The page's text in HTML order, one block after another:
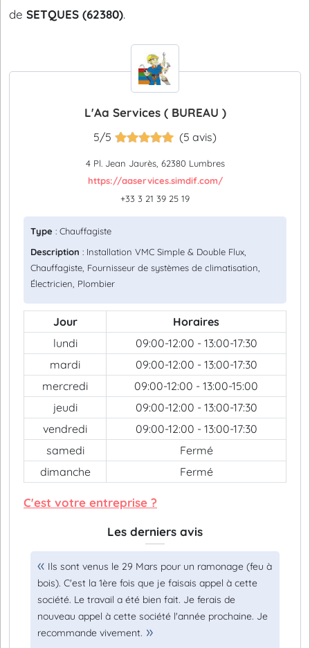
de SETQUES (62380).
L'Aa Services ( BUREAU )
5/5 (5 avis)
4 Pl. Jean Jaurès, 62380 Lumbres
https://aaservices.simdif.com/
+33 3 21 39 25 19
Type : Chauffagiste
Description : Installation VMC Simple & Double Flux,
Chauffagiste, Fournisseur de systèmes de climatisation,
Électricien, Plombier
Jour
Horaires
lundi
09:00-12:00 - 13:00-17:30
mardi
09:00-12:00 - 13:00-17:30
mercredi
09:00-12:00 - 13:00-15:00
jeudi
09:00-12:00 - 13:00-17:30
vendredi
09:00-12:00 - 13:00-17:30
samedi
Fermé
dimanche
Fermé
C'est votre entreprise ?
Les derniers avis
Ils sont venus le 29 Mars pour un ramonage (feu à
bois). C'est la 1ère fois que je faisais appel à cette
société. Le travail a été bien fait. Je ferais de
nouveau appel à cette société l'année prochaine. Je
recommande vivement.